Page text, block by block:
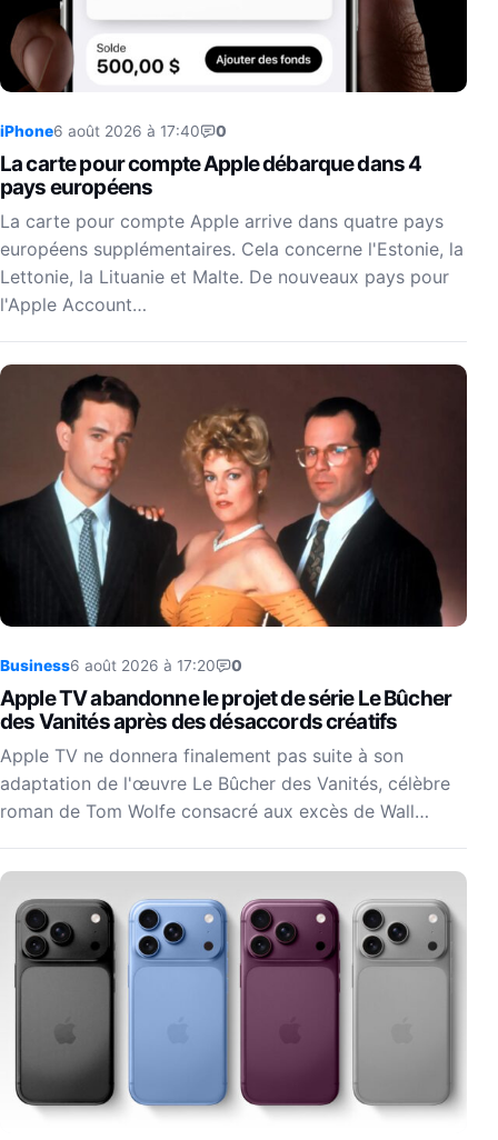
iPhone6 août 2026 à 17:40 0
La carte pour compte Apple débarque dans 4
pays européens
La carte pour compte Apple arrive dans quatre pays
européens supplémentaires. Cela concerne l'Estonie, la
Lettonie, la Lituanie et Malte. De nouveaux pays pour
l'Apple Account…
Business6 août 2026 à 17:20 0
Apple TV abandonne le projet de série Le Bûcher
des Vanités après des désaccords créatifs
Apple TV ne donnera finalement pas suite à son
adaptation de l'œuvre Le Bûcher des Vanités, célèbre
roman de Tom Wolfe consacré aux excès de Wall…